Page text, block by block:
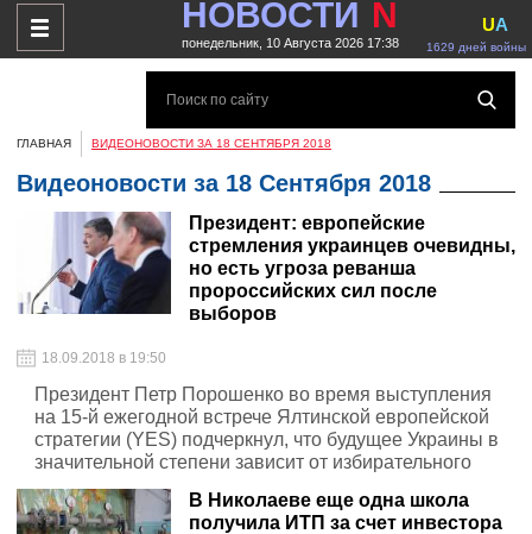
НОВОСТИ N
понедельник, 10 Августа 2026 17:38 1629 дней войны
UA
ГЛАВНАЯ ВИДЕОНОВОСТИ ЗА 18 СЕНТЯБРЯ 2018
Видеоновости за 18 Сентября 2018
Президент: европейские
стремления украинцев очевидны,
но есть угроза реванша
пророссийских сил после
выборов
18.09.2018 в 19:50
Президент Петр Порошенко во время выступления
на 15-й ежегодной встрече Ялтинской европейской
стратегии (YES) подчеркнул, что будущее Украины в
значительной степени зависит от избирательного
цикла 2019 и 2020 годов
В Николаеве еще одна школа
получила ИТП за счет инвестора